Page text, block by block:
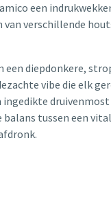
een
van verschillende
een diepdonkere,
vibe die elk
ingedikte
tussen een